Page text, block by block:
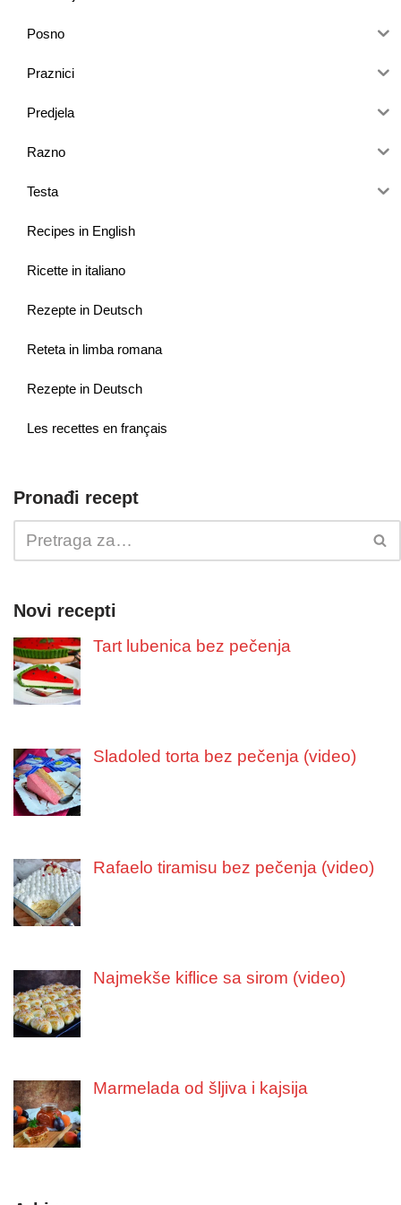
Posno
Praznici
Predjela
Razno
Testa
Recipes in English
Ricette in italiano
Rezepte in Deutsch
Reteta in limba romana
Rezepte in Deutsch
Les recettes en français
Pronađi recept
Novi recepti
Tart lubenica bez pečenja
Sladoled torta bez pečenja (video)
Rafaelo tiramisu bez pečenja (video)
Najmekše kiflice sa sirom (video)
Marmelada od šljiva i kajsija